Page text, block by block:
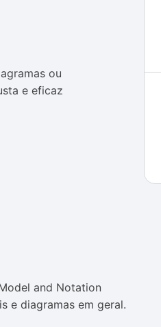
ou
e eficaz
and Notation
e diagramas em geral.